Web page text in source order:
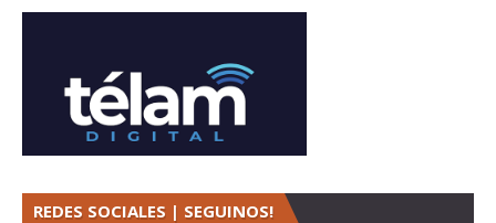
REDES SOCIALES | SEGUINOS!